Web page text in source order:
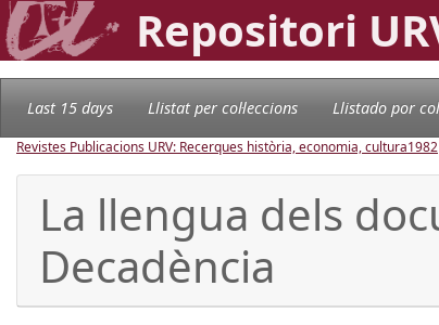
Repositori
Last 15 days Llistat per col·leccions Llistado por
Revistes Publicacions URV: Recerques història, economia, cultura1982
La llengua dels
Decadència